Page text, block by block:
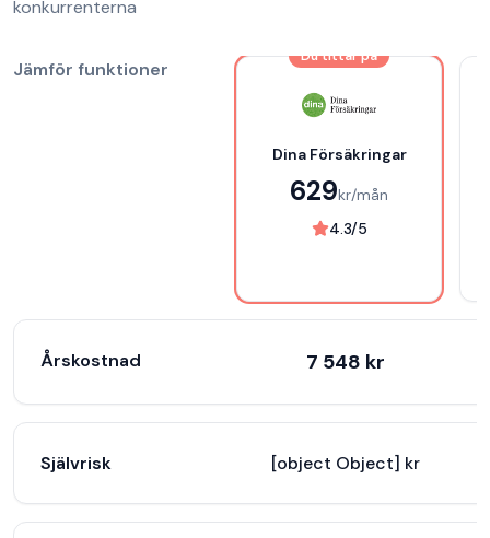
konkurrenterna
Jämför funktioner
Du tittar på
Dina Försäkringar
629kr/mån
4.3/5
Årskostnad 7 548 kr
Självrisk [object Object] kr